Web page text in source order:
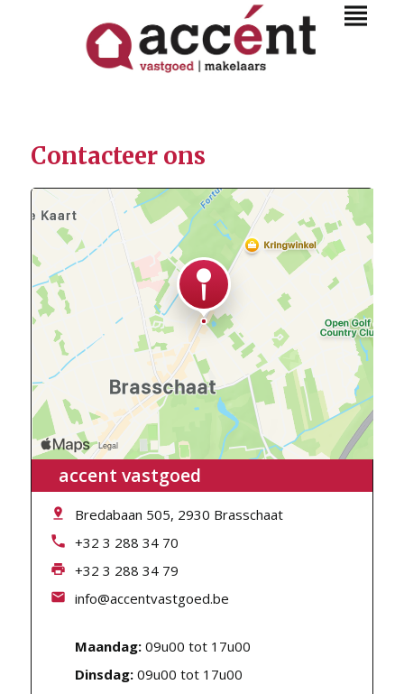
Contacteer ons
accent vastgoed
Bredabaan 505, 2930 Brasschaat
+32 3 288 34 70
+32 3 288 34 79
info@accentvastgoed.be
Maandag:09u00 tot 17u00
Dinsdag:09u00 tot 17u00